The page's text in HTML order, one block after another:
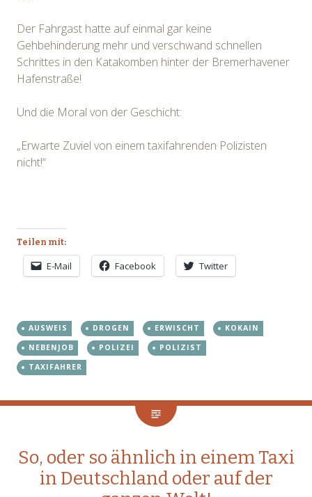
Der Fahrgast hatte auf einmal gar keine
Gehbehinderung mehr und verschwand schnellen
Schrittes in den Katakomben hinter der Bremerhavener
Hafenstraße!
Und die Moral von der Geschicht:
„Erwarte Zuviel von einem taxifahrenden Polizisten
nicht!“
Teilen mit:
E-Mail Facebook Twitter
AUSWEIS DROGEN ERWISCHT
KOKAIN
NEBENJOB
POLIZEI
POLIZIST
TAXIFAHRER
So, oder so ähnlich in einem Taxi
in Deutschland oder auf der